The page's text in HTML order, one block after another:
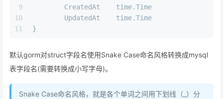
9
10
11
	CreatedAt    time.Time
	UpdatedAt    time.Time
}
默认gorm对struct字段名使用Snake Case命名风格转换成mysql
表字段名(需要转换成小写字母)。
Snake Case命名风格，就是各个单词之间用下划线（_）分